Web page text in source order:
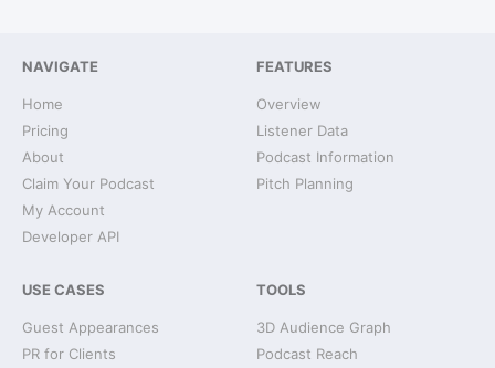
NAVIGATE
Home
Pricing
About
Claim Your Podcast
My Account
Developer API
FEATURES
Overview
Listener Data
Podcast Information
Pitch Planning
USE CASES
Guest Appearances
PR for Clients
TOOLS
3D Audience Graph
Podcast Reach